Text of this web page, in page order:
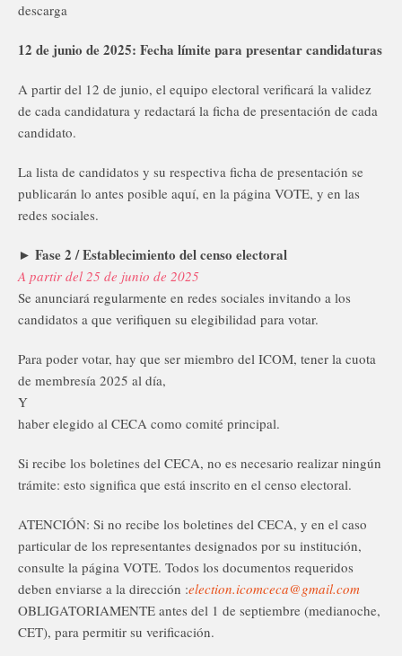
descarga
12 de junio de 2025: Fecha límite para presentar candidaturas
A partir del 12 de junio, el equipo electoral verificará la validez
de cada candidatura y redactará la ficha de presentación de cada
candidato.
La lista de candidatos y su respectiva ficha de presentación se
publicarán lo antes posible aquí, en la página VOTE, y en las
redes sociales.
► Fase 2 / Establecimiento del censo electoral
A partir del 25 de junio de 2025
Se anunciará regularmente en redes sociales invitando a los
candidatos a que verifiquen su elegibilidad para votar.
Para poder votar, hay que ser miembro del ICOM, tener la cuota
de membresía 2025 al día,
Y
haber elegido al CECA como comité principal.
Si recibe los boletines del CECA, no es necesario realizar ningún
trámite: esto significa que está inscrito en el censo electoral.
ATENCIÓN: Si no recibe los boletines del CECA, y en el caso
particular de los representantes designados por su institución,
consulte la página VOTE. Todos los documentos requeridos
deben enviarse a la dirección :election.icomceca@gmail.com
OBLIGATORIAMENTE antes del 1 de septiembre (medianoche,
CET), para permitir su verificación.